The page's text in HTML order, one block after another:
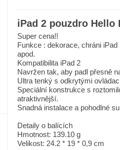
iPad 2 pouzdro Hello
Super cena!!
Funkce : dekorace, chráni iPad
apod.
Kompatibilita iPad 2
Navržen tak, aby padl přesně
Ultra tenký s odkrytými
Speciální konstrukce s
atraktivnější.
Snadná instalace a pohodlné
Detaily o balících
Hmotnost: 139.10 g
Velikost: 24.2 * 19 * 0,9 cm